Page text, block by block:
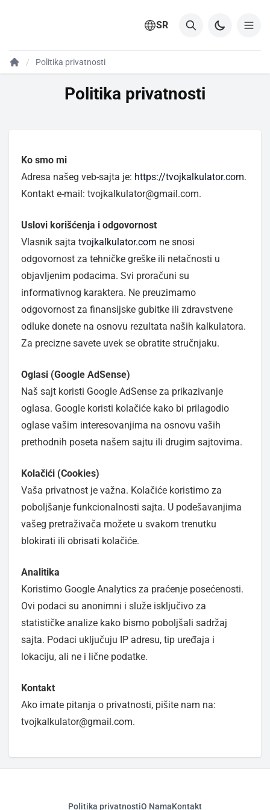
SR
Politika privatnosti
Politika privatnosti
Ko smo mi
Adresa našeg veb-sajta je: https://tvojkalkulator.com.
Kontakt e-mail: tvojkalkulator@gmail.com.
Uslovi korišćenja i odgovornost
Vlasnik sajta tvojkalkulator.com ne snosi
odgovornost za tehničke greške ili netačnosti u
objavljenim podacima. Svi proračuni su
informativnog karaktera. Ne preuzimamo
odgovornost za finansijske gubitke ili zdravstvene
odluke donete na osnovu rezultata naših kalkulatora.
Za precizne savete uvek se obratite stručnjaku.
Oglasi (Google AdSense)
Naš sajt koristi Google AdSense za prikazivanje
oglasa. Google koristi kolačiće kako bi prilagodio
oglase vašim interesovanjima na osnovu vaših
prethodnih poseta našem sajtu ili drugim sajtovima.
Kolačići (Cookies)
Vaša privatnost je važna. Kolačiće koristimo za
poboljšanje funkcionalnosti sajta. U podešavanjima
vašeg pretraživača možete u svakom trenutku
blokirati ili obrisati kolačiće.
Analitika
Koristimo Google Analytics za praćenje posećenosti.
Ovi podaci su anonimni i služe isključivo za
statističke analize kako bismo poboljšali sadržaj
sajta. Podaci uključuju IP adresu, tip uređaja i
lokaciju, ali ne i lične podatke.
Kontakt
Ako imate pitanja o privatnosti, pišite nam na:
tvojkalkulator@gmail.com.
Politika privatnostiO NamaKontakt